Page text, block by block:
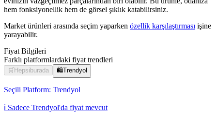
hem fonksiyonellik hem de görsel şıklık katabilirsiniz.
Market ürünleri arasında seçim yaparken özellik karşılaştırması işine
yarayabilir.
Fiyat Bilgileri
Farklı platformlardaki fiyat trendleri
🛒 Hepsiburada 🛍️Trendyol
Seçili Platform: Trendyol
ℹ️ Sadece Trendyol'da fiyat mevcut